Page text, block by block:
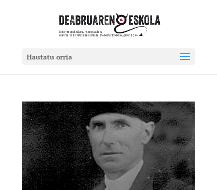
Hautatu orria